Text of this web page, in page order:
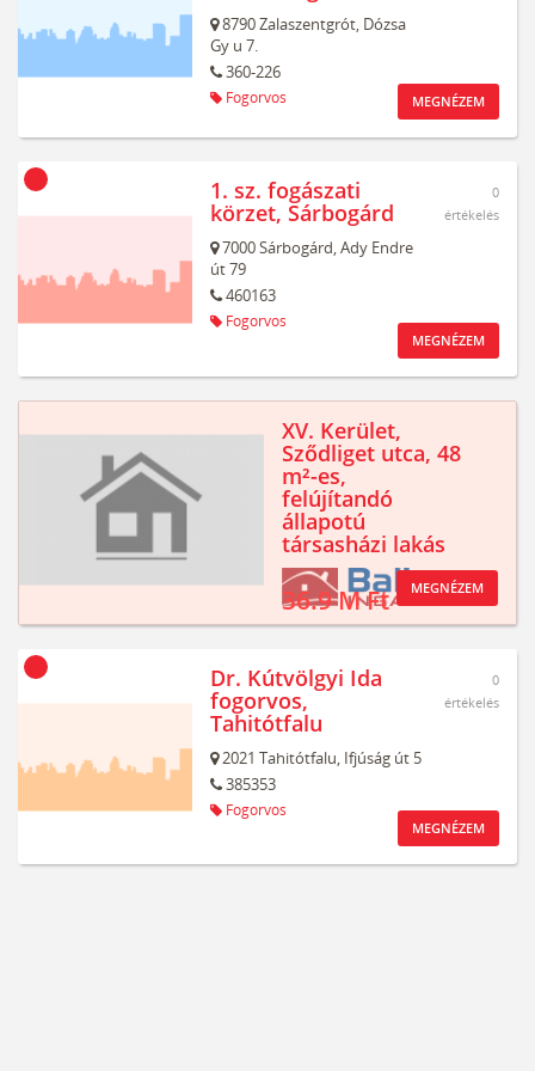
8790Zalaszentgrót, Dózsa
Gy u 7.
360-226
Fogorvos MEGNÉZEM
1. sz. fogászati
körzet, Sárbogárd
7000Sárbogárd,Ady Endre
út 79
460163
Fogorvos
0
értékelés
MEGNÉZEM
XV. Kerület,
Sződliget utca, 48
m²-es,
felújítandó
állapotú
társasházi lakás
36.9 M Ft MEGNÉZEM
Dr. Kútvölgyi Ida
fogorvos,
Tahitótfalu
2021 Tahitótfalu, Ifjúság út 5
385353
Fogorvos
0
értékelés
MEGNÉZEM